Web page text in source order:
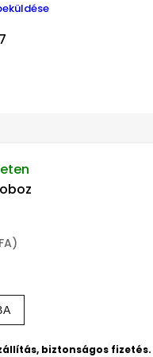
biztonságos fizetés.